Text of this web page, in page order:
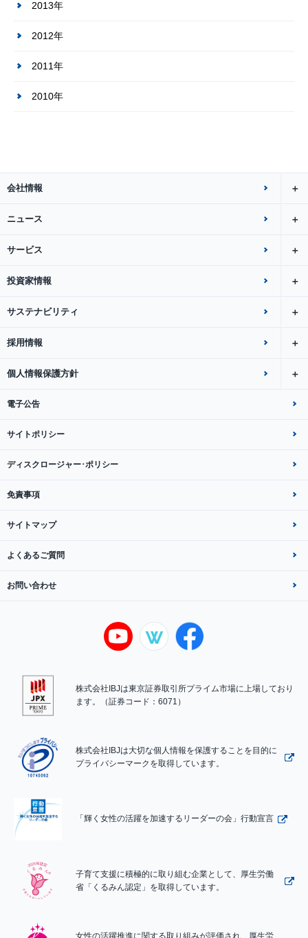
2013年
2012年
2011年
2010年
会社情報
ニュース
サービス
投資家情報
サステナビリティ
採用情報
個人情報保護方針
電子公告
サイトポリシー
ディスクロージャー･ポリシー
免責事項
サイトマップ
よくあるご質問
お問い合わせ
株式会社IBJは東京証券取引所プライム市場に上場しており
ます。（証券コード：6071）
株式会社IBJは大切な個人情報を保護することを目的に
プライバシーマークを取得しています。
「輝く女性の活躍を加速するリーダーの会」行動宣言
子育て支援に積極的に取り組む企業として、厚生労働
省「くるみん認定」を取得しています。
女性の活躍推進に関する取り組みが評価され、厚生労